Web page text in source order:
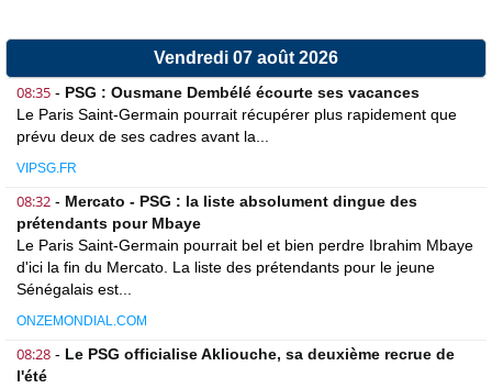
Vendredi 07 août 2026
08:35 - PSG : Ousmane Dembélé écourte ses vacances
Le Paris Saint-Germain pourrait récupérer plus rapidement que
prévu deux de ses cadres avant la...
VIPSG.FR
08:32 - Mercato - PSG : la liste absolument dingue des
prétendants pour Mbaye
Le Paris Saint-Germain pourrait bel et bien perdre Ibrahim Mbaye
d'ici la fin du Mercato. La liste des prétendants pour le jeune
Sénégalais est...
ONZEMONDIAL.COM
08:28 - Le PSG officialise Akliouche, sa deuxième recrue de
l'été